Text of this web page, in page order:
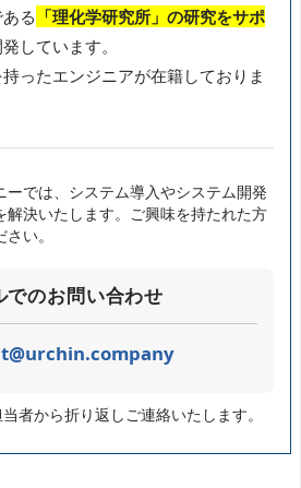
る 「理化学研究所」の研究をサポ
しています。
ったエンジニアが在籍しておりま
ーでは、システム導入やシステム開発
解決いたします。ご興味を持たれた方
い。
でのお問い合わせ
者から折り返しご連絡いたします。